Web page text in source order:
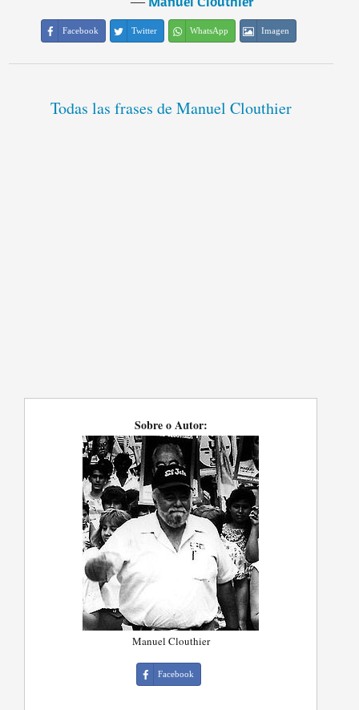
Facebook Twitter WhatsApp Imagen
Todas las frases de Manuel Clouthier
Sobre o Autor:
Manuel Clouthier
Facebook